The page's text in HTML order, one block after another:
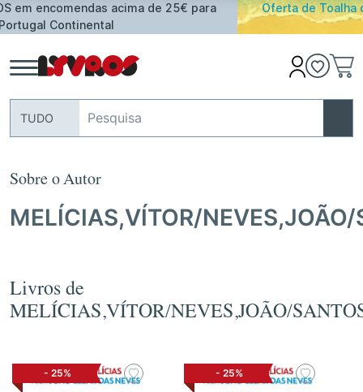
Oferta de Toalha de Praia em compras ≥ 30€ de artigos
TUDO
Sobre o Autor
MELÍCIAS,VÍTOR/
Livros de
MELÍCIAS,VÍTOR/NEVES,JOÃO/
- 25% - 25%